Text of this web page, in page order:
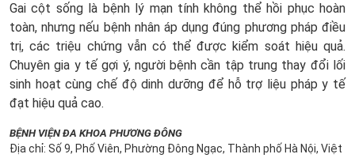
Gai cột sống là bệnh lý mạn tính không thể hồi phục hoàn
toàn, nhưng nếu bệnh nhân áp dụng đúng phương pháp điều
trị, các triệu chứng vẫn có thể được kiểm soát hiệu quả.
Chuyên gia y tế gợi ý, người bệnh cần tập trung thay đổi lối
sinh hoạt cùng chế độ dinh dưỡng để hỗ trợ liệu pháp y tế
đạt hiệu quả cao.
BỆNH VIỆN ĐA KHOA PHƯƠNG ĐÔNG
Địa chỉ: Số 9, Phố Viên, Phường Đông Ngạc, Thành phố Hà Nội, Việt